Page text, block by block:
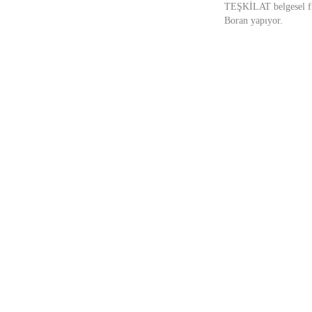
TEŞKİLAT belgesel
Boran yapıyor.